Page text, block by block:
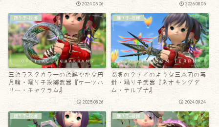
2024.03.06 2026.08.05
踊り子-投擲
三色ラスタカラーの色鮮やかな円
月輪・踊り子投擲武器『ケーツハ
リー・チャクラム』
2025.08.26
踊り子-投擲
忍者のクナイのような三本刃の毒
針・踊り子武器『ネオキングダ
ム・テルプナ』
2024.09.24
踊り子-投擲 踊り子-投擲